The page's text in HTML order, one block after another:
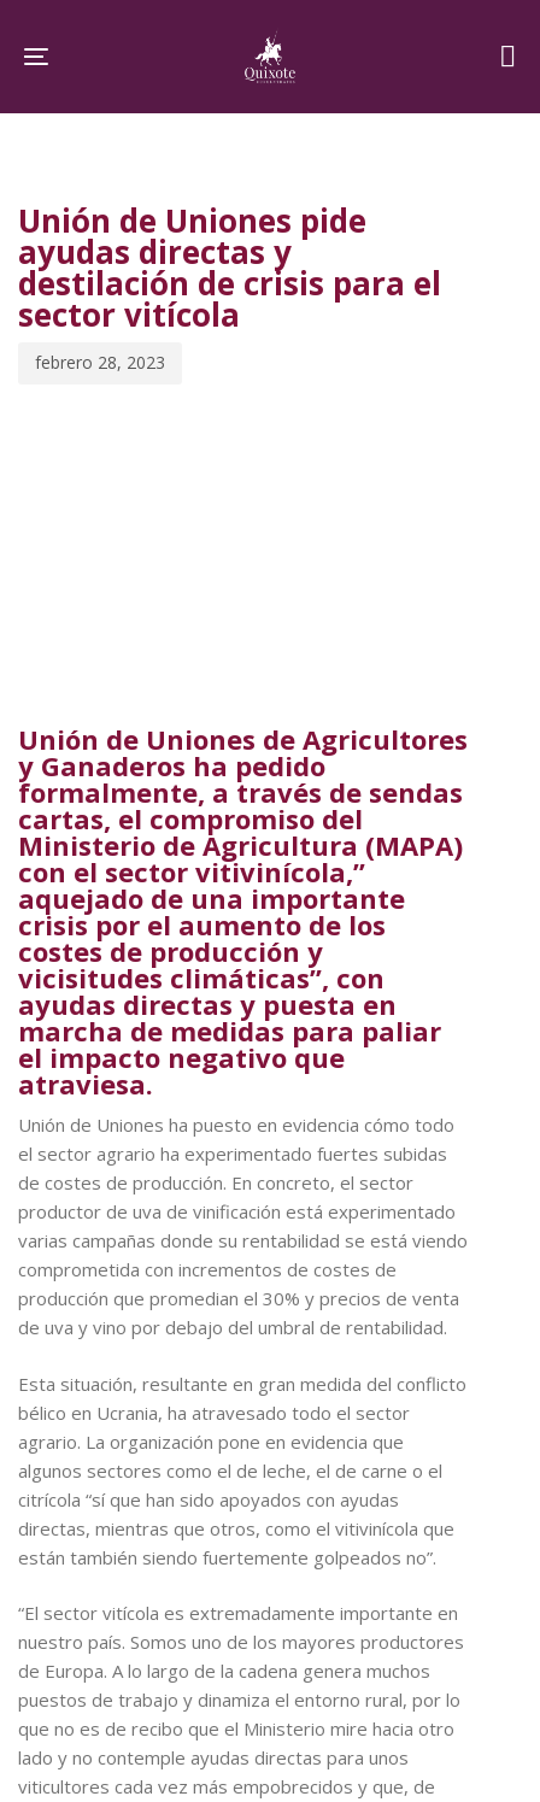
links
content
Toggle navigation
Unión de Uniones pide
ayudas directas y
destilación de crisis para el
sector vitícola
febrero 28, 2023
Unión de Uniones de Agricultores
y Ganaderos ha pedido
formalmente, a través de sendas
cartas, el compromiso del
Ministerio de Agricultura (MAPA)
con el sector vitivinícola,”
aquejado de una importante
crisis por el aumento de los
costes de producción y
vicisitudes climáticas”, con
ayudas directas y puesta en
marcha de medidas para paliar
el impacto negativo que
atraviesa.
Unión de Uniones ha puesto en evidencia cómo todo
el sector agrario ha experimentado fuertes subidas
de costes de producción. En concreto, el sector
productor de uva de vinificación está experimentado
varias campañas donde su rentabilidad se está viendo
comprometida con incrementos de costes de
producción que promedian el 30% y precios de venta
de uva y vino por debajo del umbral de rentabilidad.
Esta situación, resultante en gran medida del conflicto
bélico en Ucrania, ha atravesado todo el sector
agrario. La organización pone en evidencia que
algunos sectores como el de leche, el de carne o el
citrícola “sí que han sido apoyados con ayudas
directas, mientras que otros, como el vitivinícola que
están también siendo fuertemente golpeados no”.
“El sector vitícola es extremadamente importante en
nuestro país. Somos uno de los mayores productores
de Europa. A lo largo de la cadena genera muchos
puestos de trabajo y dinamiza el entorno rural, por lo
que no es de recibo que el Ministerio mire hacia otro
lado y no contemple ayudas directas para unos
viticultores cada vez más empobrecidos y que, de